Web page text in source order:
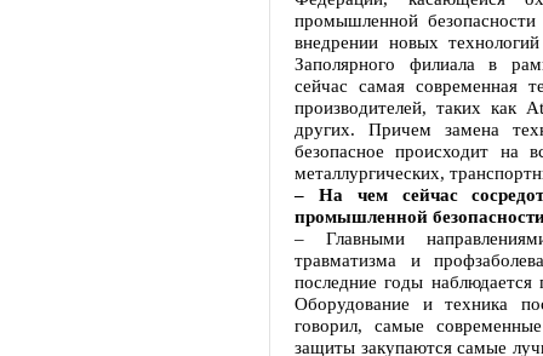
промышленной
внедрении новых
Заполярного филиала в
сейчас самая современная
производителей, таких как
других. Причем замена
безопасное происходит на
металлургических,
– На чем сейчас
промышленной
– Главными
травматизма и
последние годы наблюдается
Оборудование и техника
говорил, самые
защиты закупаются самые